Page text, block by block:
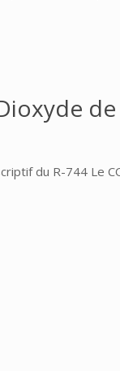
du R-744 Le